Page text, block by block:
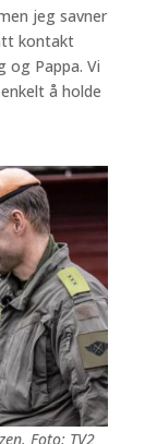
jeg savner
kontakt
og Pappa. Vi
å holde
Foto: TV2